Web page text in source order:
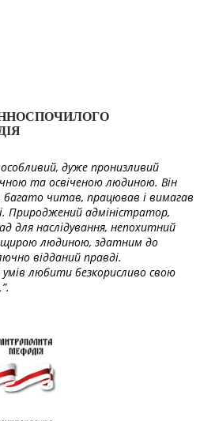
дуже пронизливий
та освіченою людиною. Він
багато читав, працював і вимагав
Природжений адміністратор,
для наслідування, непохитний
щирою людиною, здатним до
відданий правді.
любити безкорисливо свою